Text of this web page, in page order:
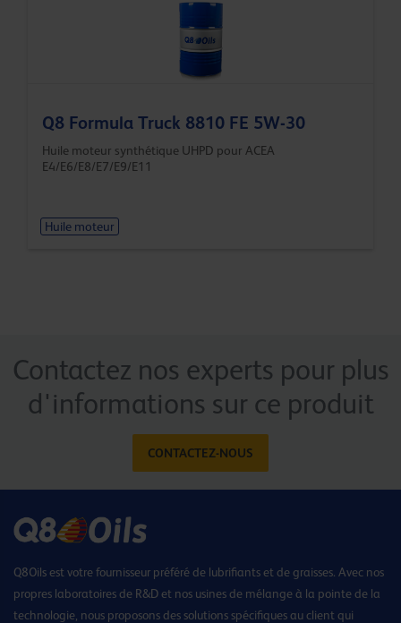
Q8 Formula Truck 8810 FE 5W-30
Huile moteur synthétique UHPD pour ACEA
E4/E6/E8/E7/E9/E11
Huile moteur
Contactez nos experts pour plus
d'informations sur ce produit
CONTACTEZ-NOUS
Q8Oils est votre fournisseur préféré de lubrifiants et de graisses. Avec nos
propres laboratoires de R&D et nos usines de mélange à la pointe de la
technologie, nous proposons des solutions spécifiques au client qui